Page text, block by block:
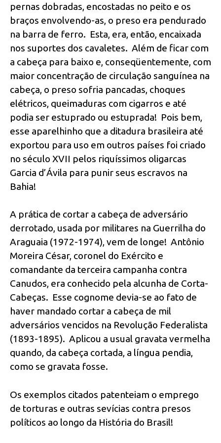
pernas dobradas, encostadas no peito e os
braços envolvendo-as, o preso era pendurado
na barra de ferro. Esta, era, então, encaixada
nos suportes dos cavaletes. Além de ficar com
a cabeça para baixo e, conseqüentemente, com
maior concentração de circulação sanguínea na
cabeça, o preso sofria pancadas, choques
elétricos, queimaduras com cigarros e até
podia ser estuprado ou estuprada! Pois bem,
esse aparelhinho que a ditadura brasileira até
exportou para uso em outros países foi criado
no século XVII pelos riquíssimos oligarcas
Garcia d’Ávila para punir seus escravos na
Bahia!
A prática de cortar a cabeça de adversário
derrotado, usada por militares na Guerrilha do
Araguaia (1972-1974), vem de longe! Antônio
Moreira César, coronel do Exército e
comandante da terceira campanha contra
Canudos, era conhecido pela alcunha de Corta-
Cabeças. Esse cognome devia-se ao fato de
haver mandado cortar a cabeça de mil
adversários vencidos na Revolução Federalista
(1893-1895). Aplicou a usual gravata vermelha
quando, da cabeça cortada, a língua pendia,
como se gravata fosse.
Os exemplos citados patenteiam o emprego
de torturas e outras sevícias contra presos
políticos ao longo da História do Brasil!